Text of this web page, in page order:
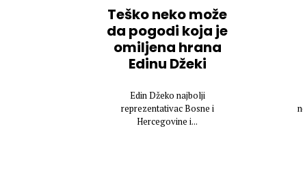
Teško neko može
da pogodi koja je
omiljena hrana
Edinu Džeki
Edin Džeko najbolji
reprezentativac Bosne i
Hercegovine i...